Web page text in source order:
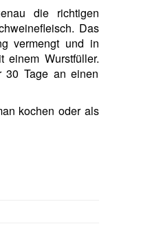
die richtigen
Das
vermengt und in
einem Wurstfüller.
30 Tage an einen
kochen oder als